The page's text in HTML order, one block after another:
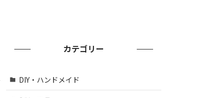
カテゴリー
DIY・ハンドメイド